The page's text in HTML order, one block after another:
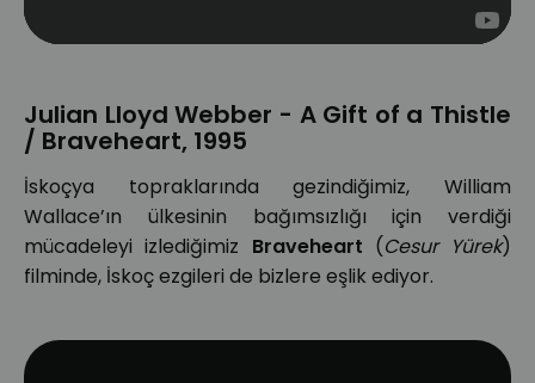
Julian Lloyd Webber - A Gift of a Thistle
/ Braveheart, 1995
İskoçya topraklarında gezindiğimiz, William
Wallace’ın ülkesinin bağımsızlığı için verdiği
mücadeleyi izlediğimiz Braveheart (Cesur Yürek)
filminde, İskoç ezgileri de bizlere eşlik ediyor.